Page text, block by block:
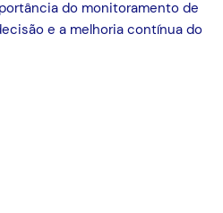
do monitoramento de
e a melhoria contínua do